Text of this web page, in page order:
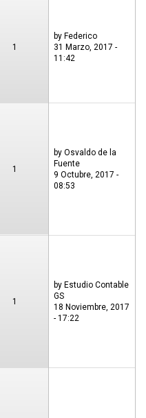
1
by Federico
31 Marzo, 2017 -
11:42
1
by Osvaldo de la
Fuente
9 Octubre, 2017 -
08:53
1
by Estudio Contable
GS
18 Noviembre, 2017
- 17:22